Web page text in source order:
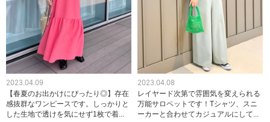
2023.04.09
【春夏のお出かけにぴったり◎】存在
感抜群なワンピースです。しっかりと
した生地で透けを気にせず1枚で着...
2023.04.08
レイヤード次第で雰囲気を変えられる
万能サロペットです！Tシャツ、スニ
ーカーと合わせてカジュアルにして...